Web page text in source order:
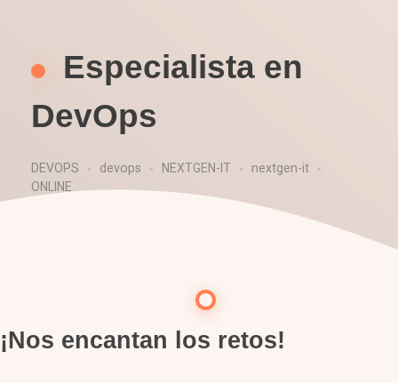
Especialista en
DevOps
DEVOPS devops NEXTGEN-IT
nextgen-it
ONLINE
¡Nos encantan los retos!